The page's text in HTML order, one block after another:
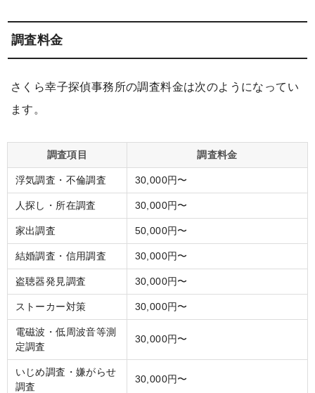
調査料金
さくら幸子探偵事務所の調査料金は次のようになってい
ます。
調査項目 調査料金
浮気調査・不倫調査 30,000円〜
人探し・所在調査 30,000円〜
家出調査 50,000円〜
結婚調査・信用調査 30,000円〜
盗聴器発見調査 30,000円〜
ストーカー対策 30,000円〜
電磁波・低周波音等測
定調査
30,000円〜
いじめ調査・嫌がらせ
調査
30,000円〜